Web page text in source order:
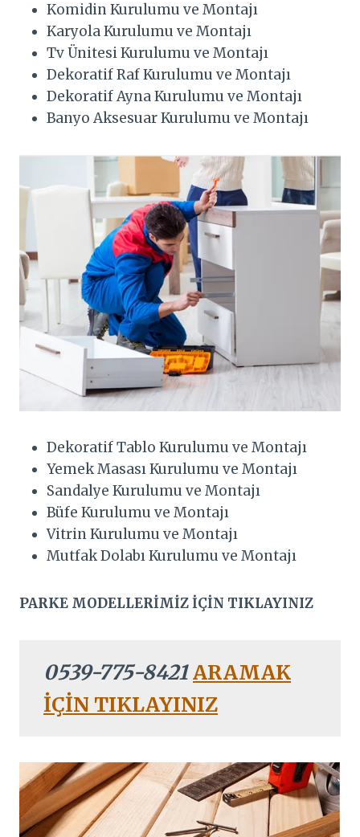
Komidin Kurulumu ve Montajı
Karyola Kurulumu ve Montajı
Tv Ünitesi Kurulumu ve Montajı
Dekoratif Raf Kurulumu ve Montajı
Dekoratif Ayna Kurulumu ve Montajı
Banyo Aksesuar Kurulumu ve Montajı
Dekoratif Tablo Kurulumu ve Montajı
Yemek Masası Kurulumu ve Montajı
Sandalye Kurulumu ve Montajı
Büfe Kurulumu ve Montajı
Vitrin Kurulumu ve Montajı
Mutfak Dolabı Kurulumu ve Montajı
PARKE MODELLERİMİZ İÇİN TIKLAYINIZ
0539-775-8421ARAMAK
İÇİN TIKLAYINIZ